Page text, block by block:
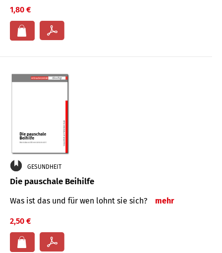
1,80 €
GESUNDHEIT
Die pauschale Beihilfe
Was ist das und für wen lohnt sie sich? mehr
2,50 €